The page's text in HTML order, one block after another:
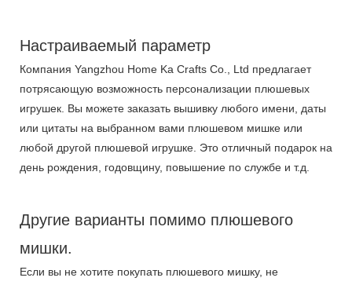
Настраиваемый параметр
Компания Yangzhou Home Ka Crafts Co., Ltd предлагает
потрясающую возможность персонализации плюшевых
игрушек. Вы можете заказать вышивку любого имени, даты
или цитаты на выбранном вами плюшевом мишке или
любой другой плюшевой игрушке. Это отличный подарок на
день рождения, годовщину, повышение по службе и т.д.
Другие варианты помимо плюшевого
мишки.
Если вы не хотите покупать плюшевого мишку, не